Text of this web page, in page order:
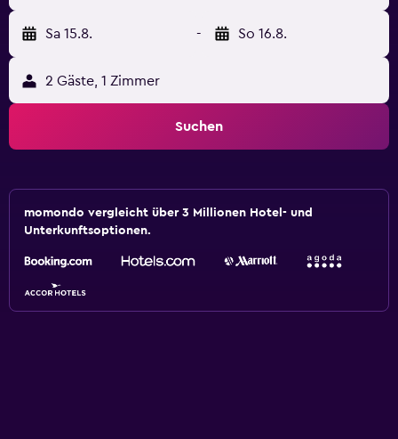
Sa 15.8. - So 16.8.
2 Gäste, 1 Zimmer
Suchen
momondo vergleicht über 3 Millionen Hotel- und
Unterkunftsoptionen.